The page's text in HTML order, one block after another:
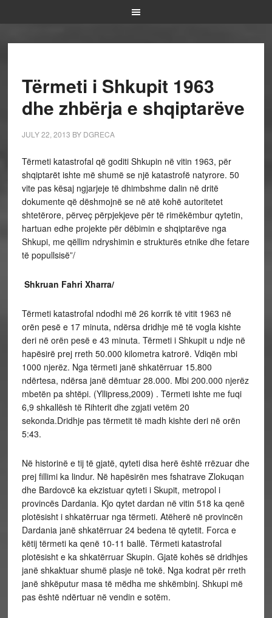
Tërmeti i Shkupit 1963
dhe zhbërja e shqiptarëve
JULY 22, 2013 BY DGRECA
Tërmeti katastrofal që goditi Shkupin në vitin 1963, për
shqiptarët ishte më shumë se një katastrofë natyrore. 50
vite pas kësaj ngjarjeje të dhimbshme dalin në dritë
dokumente që dëshmojnë se në atë kohë autoritetet
shtetërore, përveç përpjekjeve për të rimëkëmbur qytetin,
hartuan edhe projekte për dëbimin e shqiptarëve nga
Shkupi, me qëllim ndryshimin e strukturës etnike dhe fetare
të popullsisë”/
Shkruan Fahri Xharra/
Tërmeti katastrofal ndodhi më 26 korrik të vitit 1963 në
orën pesë e 17 minuta, ndërsa dridhje më të vogla kishte
deri në orën pesë e 43 minuta. Tërmeti i Shkupit u ndje në
hapësirë prej rreth 50.000 kilometra katrorë. Vdiqën mbi
1000 njerëz. Nga tërmeti janë shkatërruar 15.800
ndërtesa, ndërsa janë dëmtuar 28.000. Mbi 200.000 njerëz
mbetën pa shtëpi. (Yllipress,2009) . Tërmeti ishte me fuqi
6,9 shkallësh të Rihterit dhe zgjati vetëm 20
sekonda.Dridhje pas tërmetit të madh kishte deri në orën
5:43.
Në historinë e tij të gjatë, qyteti disa herë është rrëzuar dhe
prej fillimi ka lindur. Në hapësirën mes fshatrave Zlokuqan
dhe Bardovcë ka ekzistuar qyteti i Skupit, metropol i
provincës Dardania. Kjo qytet dardan në vitin 518 ka qenë
plotësisht i shkatërruar nga tërmeti. Atëherë në provincën
Dardania janë shkatërruar 24 bedena të qytetit. Forca e
këtij tërmeti ka qenë 10-11 ballë. Tërmeti katastrofal
plotësisht e ka shkatërruar Skupin. Gjatë kohës së dridhjes
janë shkaktuar shumë plasje në tokë. Nga kodrat për rreth
janë shkëputur masa të mëdha me shkëmbinj. Shkupi më
pas është ndërtuar në vendin e sotëm.